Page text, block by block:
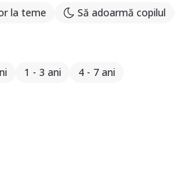
la teme Să adoarmă copilul
1 - 3 ani 4 - 7 ani